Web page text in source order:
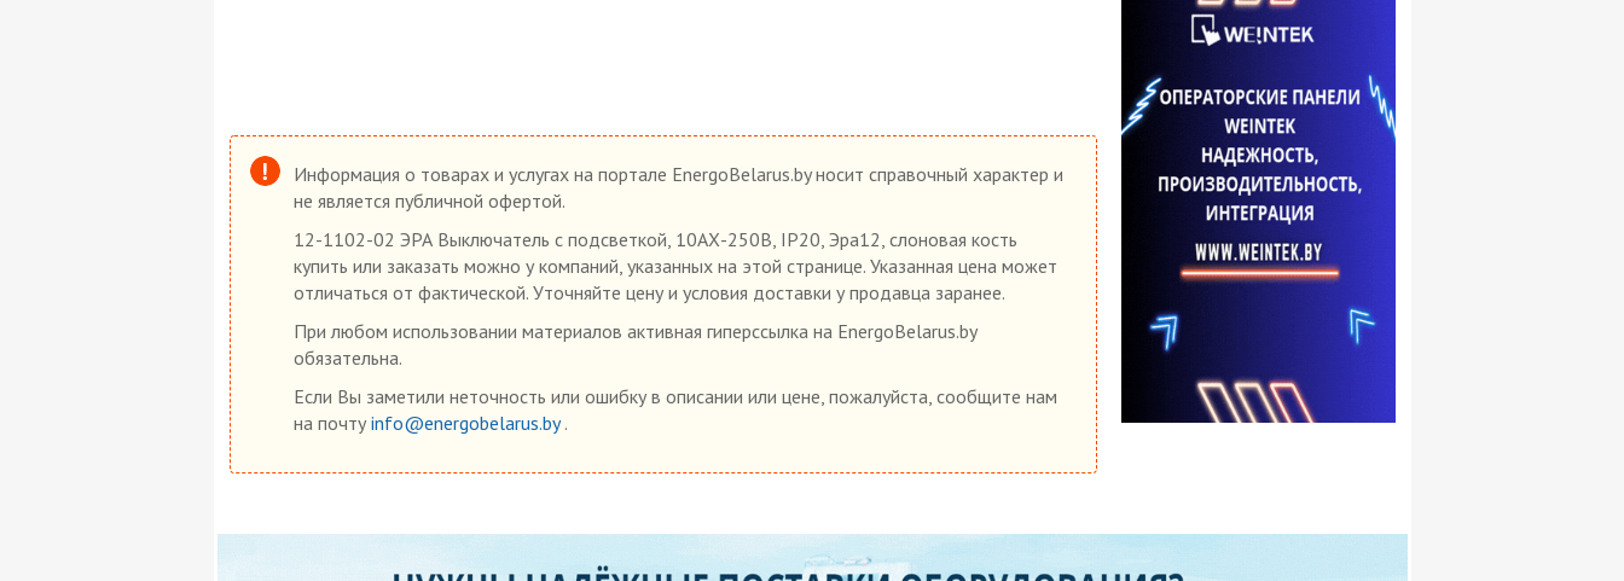
Информация о товарах и услугах на портале EnergoBelarus.by носит справочный характер и
не является публичной офертой.
12-1102-02 ЭРА Выключатель с подсветкой, 10АХ-250В, IP20, Эра12, слоновая кость
купить или заказать можно у компаний, указанных на этой странице. Указанная цена может
отличаться от фактической. Уточняйте цену и условия доставки у продавца заранее.
При любом использовании материалов активная гиперссылка на EnergoBelarus.by
обязательна.
Если Вы заметили неточность или ошибку в описании или цене, пожалуйста, сообщите нам
на почту info@energobelarus.by.